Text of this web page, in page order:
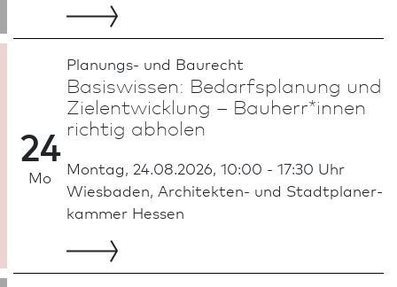
24
Mo
Planungs- und Baurecht
Basiswissen: Bedarfsplanung und
Zielentwicklung – Bauherr*innen
richtig abholen
Montag, 24.08.2026, 10:00 - 17:30 Uhr
Wies­ba­den, Architekten- und Stadt­planer­
kammer Hessen